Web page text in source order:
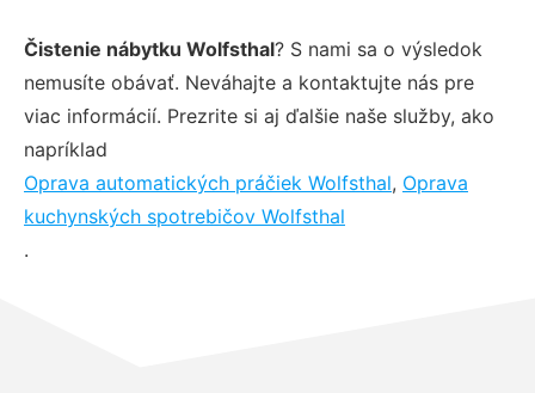
Čistenie nábytku Wolfsthal? S nami sa o výsledok
nemusíte obávať. Neváhajte a kontaktujte nás pre
viac informácií. Prezrite si aj ďalšie naše služby, ako
napríklad
Oprava automatických práčiek Wolfsthal, Oprava
kuchynských spotrebičov Wolfsthal
.